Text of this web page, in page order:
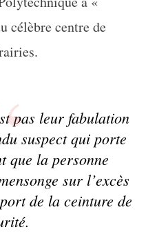
célèbre centre de
pas leur fabulation
suspect qui porte
que la personne
sur l’excès
de la ceinture de